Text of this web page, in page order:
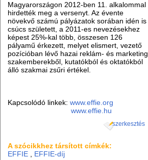
Magyarországon 2012-ben 11. alkalommal
hirdették meg a versenyt. Az évente
növekvő számú pályázatok sorában idén is
csúcs született, a 2011-es nevezésekhez
képest 25%-kal több, összesen 126
pályamű érkezett, melyet elismert, vezető
pozícióban lévő hazai reklám- és marketing
szakemberekből, kutatókból és oktatókból
álló szakmai zsűri értékel.
Kapcsolódó linkek:www.effie.org
www.effie.hu
szerkesztés
A szócikkhez társított címkék:
EFFIE
EFFIE-díj